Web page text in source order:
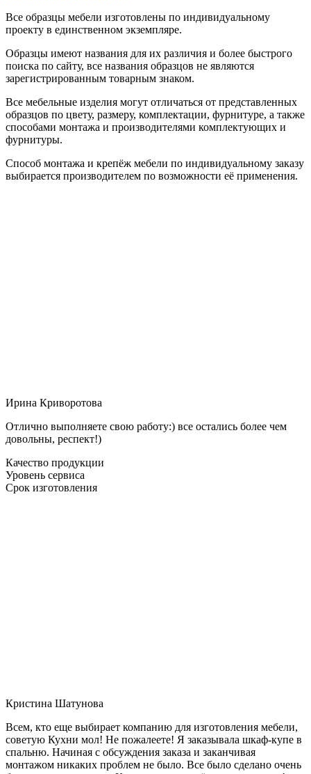
Все образцы мебели изготовлены по индивидуальному
проекту в единственном экземпляре.
Образцы имеют названия для их различия и более быстрого
поиска по сайту, все названия образцов не являются
зарегистрированным товарным знаком.
Все мебельные изделия могут отличаться от представленных
образцов по цвету, размеру, комплектации, фурнитуре, а также
способами монтажа и производителями комплектующих и
фурнитуры.
Способ монтажа и крепёж мебели по индивидуальному заказу
выбирается производителем по возможности её применения.
Ирина Криворотова
Отлично выполняете свою работу:) все остались более чем
довольны, респект!)
Качество продукции
Уровень сервиса
Срок изготовления
Кристина Шатунова
Всем, кто еще выбирает компанию для изготовления мебели,
советую Кухни мол! Не пожалеете! Я заказывала шкаф-купе в
спальню. Начиная с обсуждения заказа и заканчивая
монтажом никаких проблем не было. Все было сделано очень